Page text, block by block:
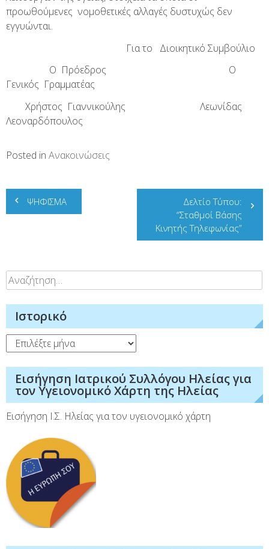
προωθούμενες νομοθετικές αλλαγές δυστυχώς δεν
εγγυώνται.
Για το Διοικητικό Συμβούλιο
Ο Πρόεδρος Ο
Γενικός Γραμματέας
Χρήστος Γιαννικούλης Λεωνίδας
Λεοναρδόπουλος
Posted in Ανακοινώσεις
Πλοήγηση
άρθρων
ΨΗΦΙΣΜΑ
Δελτίο Τύπου:
“Σταθμοί Βάσης
Κινητής Τηλεφωνίας”
Αναζήτηση
για:
Ιστορικό
Ιστορικό
Εισήγηση Ιατρικού Συλλόγου Ηλείας για
τον Υγειονομικό Χάρτη της Ηλείας
Εισήγηση Ι.Σ. Ηλείας για τον υγειονομικό χάρτη